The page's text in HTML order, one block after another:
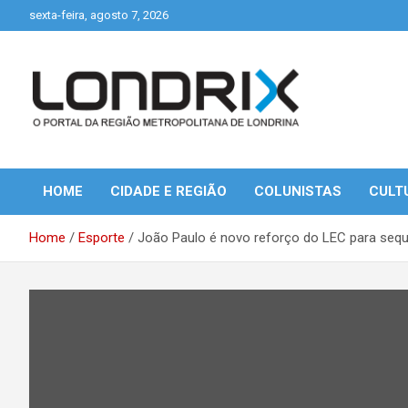
to
sexta-feira, agosto 7, 2026
Londrix
HOME CIDADE E REGIÃO COLUNISTAS
Home Esporte João Paulo é novo reforço do LEC para